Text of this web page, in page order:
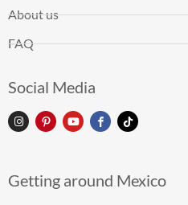
About us
FAQ
Social Media
Getting around Mexico